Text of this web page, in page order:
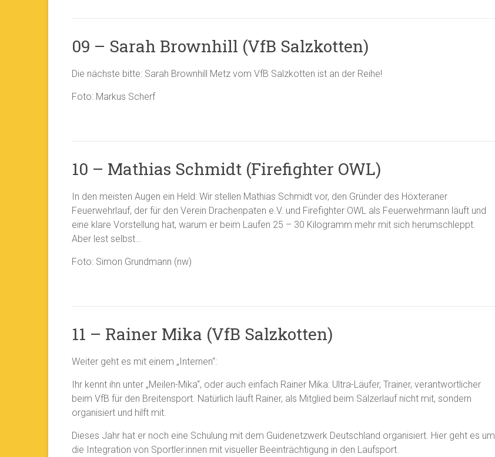
09 – Sarah Brownhill (VfB Salzkotten)
Die nächste bitte: Sarah Brownhill Metz vom VfB Salzkotten ist an der Reihe!
Foto: Markus Scherf
10 – Mathias Schmidt (Firefighter OWL)
In den meisten Augen ein Held: Wir stellen Mathias Schmidt vor, den Gründer des Höxteraner
Feuerwehrlauf, der für den Verein Drachenpaten e.V. und Firefighter OWL als Feuerwehrmann läuft und
eine klare Vorstellung hat, warum er beim Laufen 25 – 30 Kilogramm mehr mit sich herumschleppt.
Aber lest selbst…
Foto: Simon Grundmann (nw)
11 – Rainer Mika (VfB Salzkotten)
Weiter geht es mit einem „Internen“:
Ihr kennt ihn unter „Meilen-Mika“, oder auch einfach Rainer Mika: Ultra-Läufer, Trainer, verantwortlicher
beim VfB für den Breitensport. Natürlich läuft Rainer, als Mitglied beim Sälzerlauf nicht mit, sondern
organisiert und hilft mit.
Dieses Jahr hat er noch eine Schulung mit dem Guidenetzwerk Deutschland organisiert. Hier geht es um
die Integration von Sportler:innen mit visueller Beeinträchtigung in den Laufsport.